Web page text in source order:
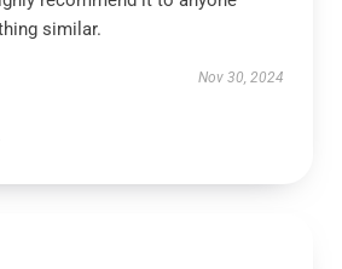
similar.
Nov 30, 2024